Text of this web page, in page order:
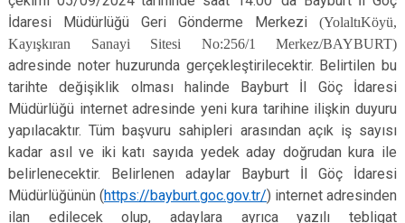
İdaresi Müdürlüğü Geri Gönderme Merkezi (YolaltıKöyü,
Kayışkıran Sanayi Sitesi No:256/1 Merkez/BAYBURT)
adresinde noter huzurunda gerçekleştirilecektir. Belirtilen bu
tarihte değişiklik olması halinde Bayburt İl Göç İdaresi
Müdürlüğü internet adresinde yeni kura tarihine ilişkin duyuru
yapılacaktır. Tüm başvuru sahipleri arasından açık iş sayısı
kadar asıl ve iki katı sayıda yedek aday doğrudan kura ile
belirlenecektir. Belirlenen adaylar Bayburt İl Göç İdaresi
Müdürlüğünün (https://bayburt.goc.gov.tr/) internet adresinden
ilan edilecek olup, adaylara ayrıca yazılı tebligat